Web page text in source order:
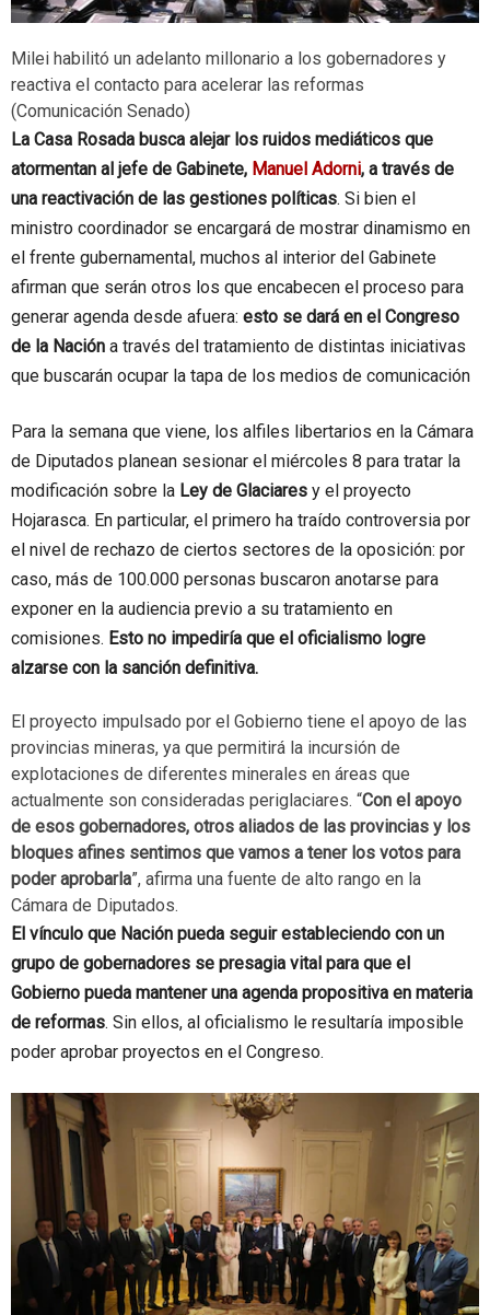
Milei habilitó un adelanto millonario a los gobernadores y
reactiva el contacto para acelerar las reformas
(Comunicación Senado)
La Casa Rosada busca alejar los ruidos mediáticos que
atormentan al jefe de Gabinete, Manuel Adorni, a través de
una reactivación de las gestiones políticas. Si bien el
ministro coordinador se encargará de mostrar dinamismo en
el frente gubernamental, muchos al interior del Gabinete
afirman que serán otros los que encabecen el proceso para
generar agenda desde afuera: esto se dará en el Congreso
de la Nación a través del tratamiento de distintas iniciativas
que buscarán ocupar la tapa de los medios de comunicación
Para la semana que viene, los alfiles libertarios en la Cámara
de Diputados planean sesionar el miércoles 8 para tratar la
modificación sobre la Ley de Glaciares y el proyecto
Hojarasca. En particular, el primero ha traído controversia por
el nivel de rechazo de ciertos sectores de la oposición: por
caso, más de 100.000 personas buscaron anotarse para
exponer en la audiencia previo a su tratamiento en
comisiones. Esto no impediría que el oficialismo logre
alzarse con la sanción definitiva.
El proyecto impulsado por el Gobierno tiene el apoyo de las
provincias mineras, ya que permitirá la incursión de
explotaciones de diferentes minerales en áreas que
actualmente son consideradas periglaciares. “Con el apoyo
de esos gobernadores, otros aliados de las provincias y los
bloques afines sentimos que vamos a tener los votos para
poder aprobarla”, afirma una fuente de alto rango en la
Cámara de Diputados.
El vínculo que Nación pueda seguir estableciendo con un
grupo de gobernadores se presagia vital para que el
Gobierno pueda mantener una agenda propositiva en materia
de reformas. Sin ellos, al oficialismo le resultaría imposible
poder aprobar proyectos en el Congreso.